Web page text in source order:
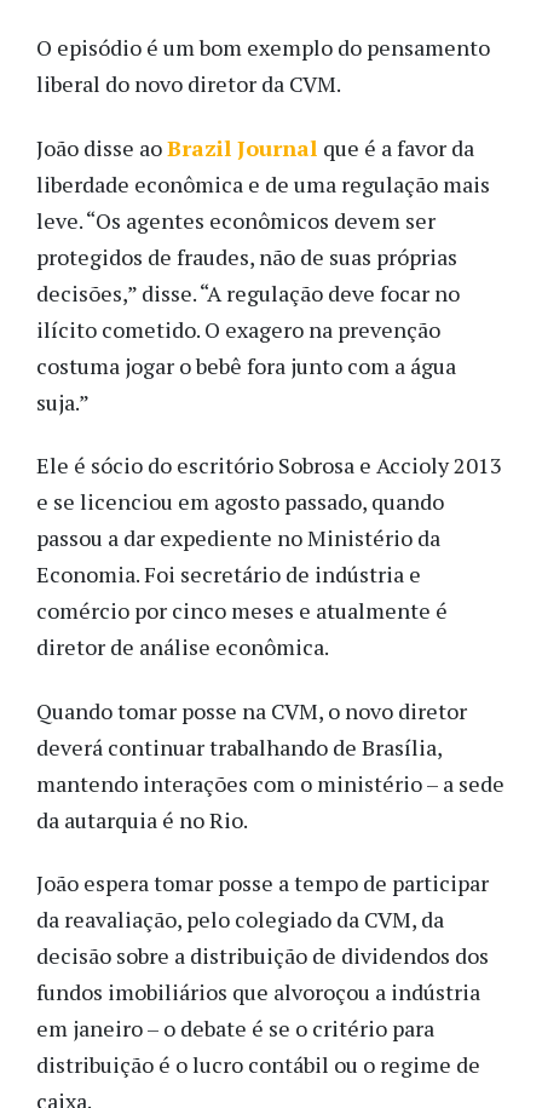
O episódio é um bom exemplo do pensamento
liberal do novo diretor da CVM.
João disse aoBrazil Journal que é a favor da
liberdade econômica e de uma regulação mais
leve. “Os agentes econômicos devem ser
protegidos de fraudes, não de suas próprias
decisões,” disse. “A regulação deve focar no
ilícito cometido. O exagero na prevenção
costuma jogar o bebê fora junto com a água
suja.”
Ele é sócio do escritório Sobrosa e Accioly 2013
e se licenciou em agosto passado, quando
passou a dar expediente no Ministério da
Economia. Foi secretário de indústria e
comércio por cinco meses e atualmente é
diretor de análise econômica.
Quando tomar posse na CVM, o novo diretor
deverá continuar trabalhando de Brasília,
mantendo interações com o ministério – a sede
da autarquia é no Rio.
João espera tomar posse a tempo de participar
da reavaliação, pelo colegiado da CVM, da
decisão sobre a distribuição de dividendos dos
fundos imobiliários que alvoroçou a indústria
em janeiro – o debate é se o critério para
distribuição é o lucro contábil ou o regime de
caixa.